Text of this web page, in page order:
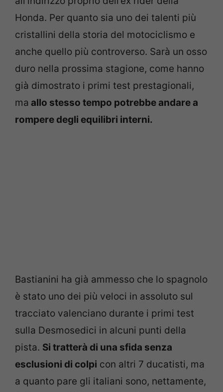
Honda. Per quanto sia uno dei talenti più
cristallini della storia del motociclismo e
anche quello più controverso. Sarà un osso
duro nella prossima stagione, come hanno
già dimostrato i primi test prestagionali,
ma allo stesso tempo potrebbe andare a
rompere degli equilibri interni.
Bastianini ha già ammesso che lo spagnolo
è stato uno dei più veloci in assoluto sul
tracciato valenciano durante i primi test
sulla Desmosedici in alcuni punti della
pista. Si tratterà di una sfida senza
esclusioni di colpi con altri 7 ducatisti, ma
a quanto pare gli italiani sono, nettamente,